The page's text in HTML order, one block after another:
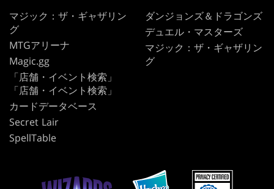
マジック：ザ・ギャザリン
グ
MTGアリーナ
Magic.gg
「店舗・イベント検索」
「店舗・イベント検索」
カードデータベース
Secret Lair
SpellTable
ダンジョンズ＆ドラゴンズ
デュエル・マスターズ
マジック：ザ・ギャザリン
グ